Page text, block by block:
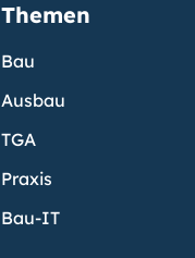
Themen
Bau
Ausbau
TGA
Praxis
Bau-IT